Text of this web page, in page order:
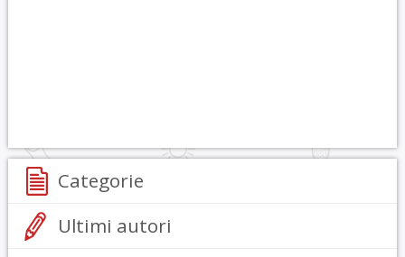
Categorie
Ultimi autori